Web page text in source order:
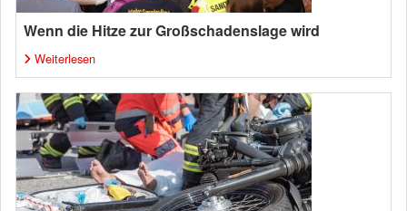
Wenn die Hitze zur Großschadenslage wird
Weiterlesen